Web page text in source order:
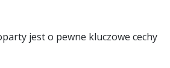
jest o pewne kluczowe cechy